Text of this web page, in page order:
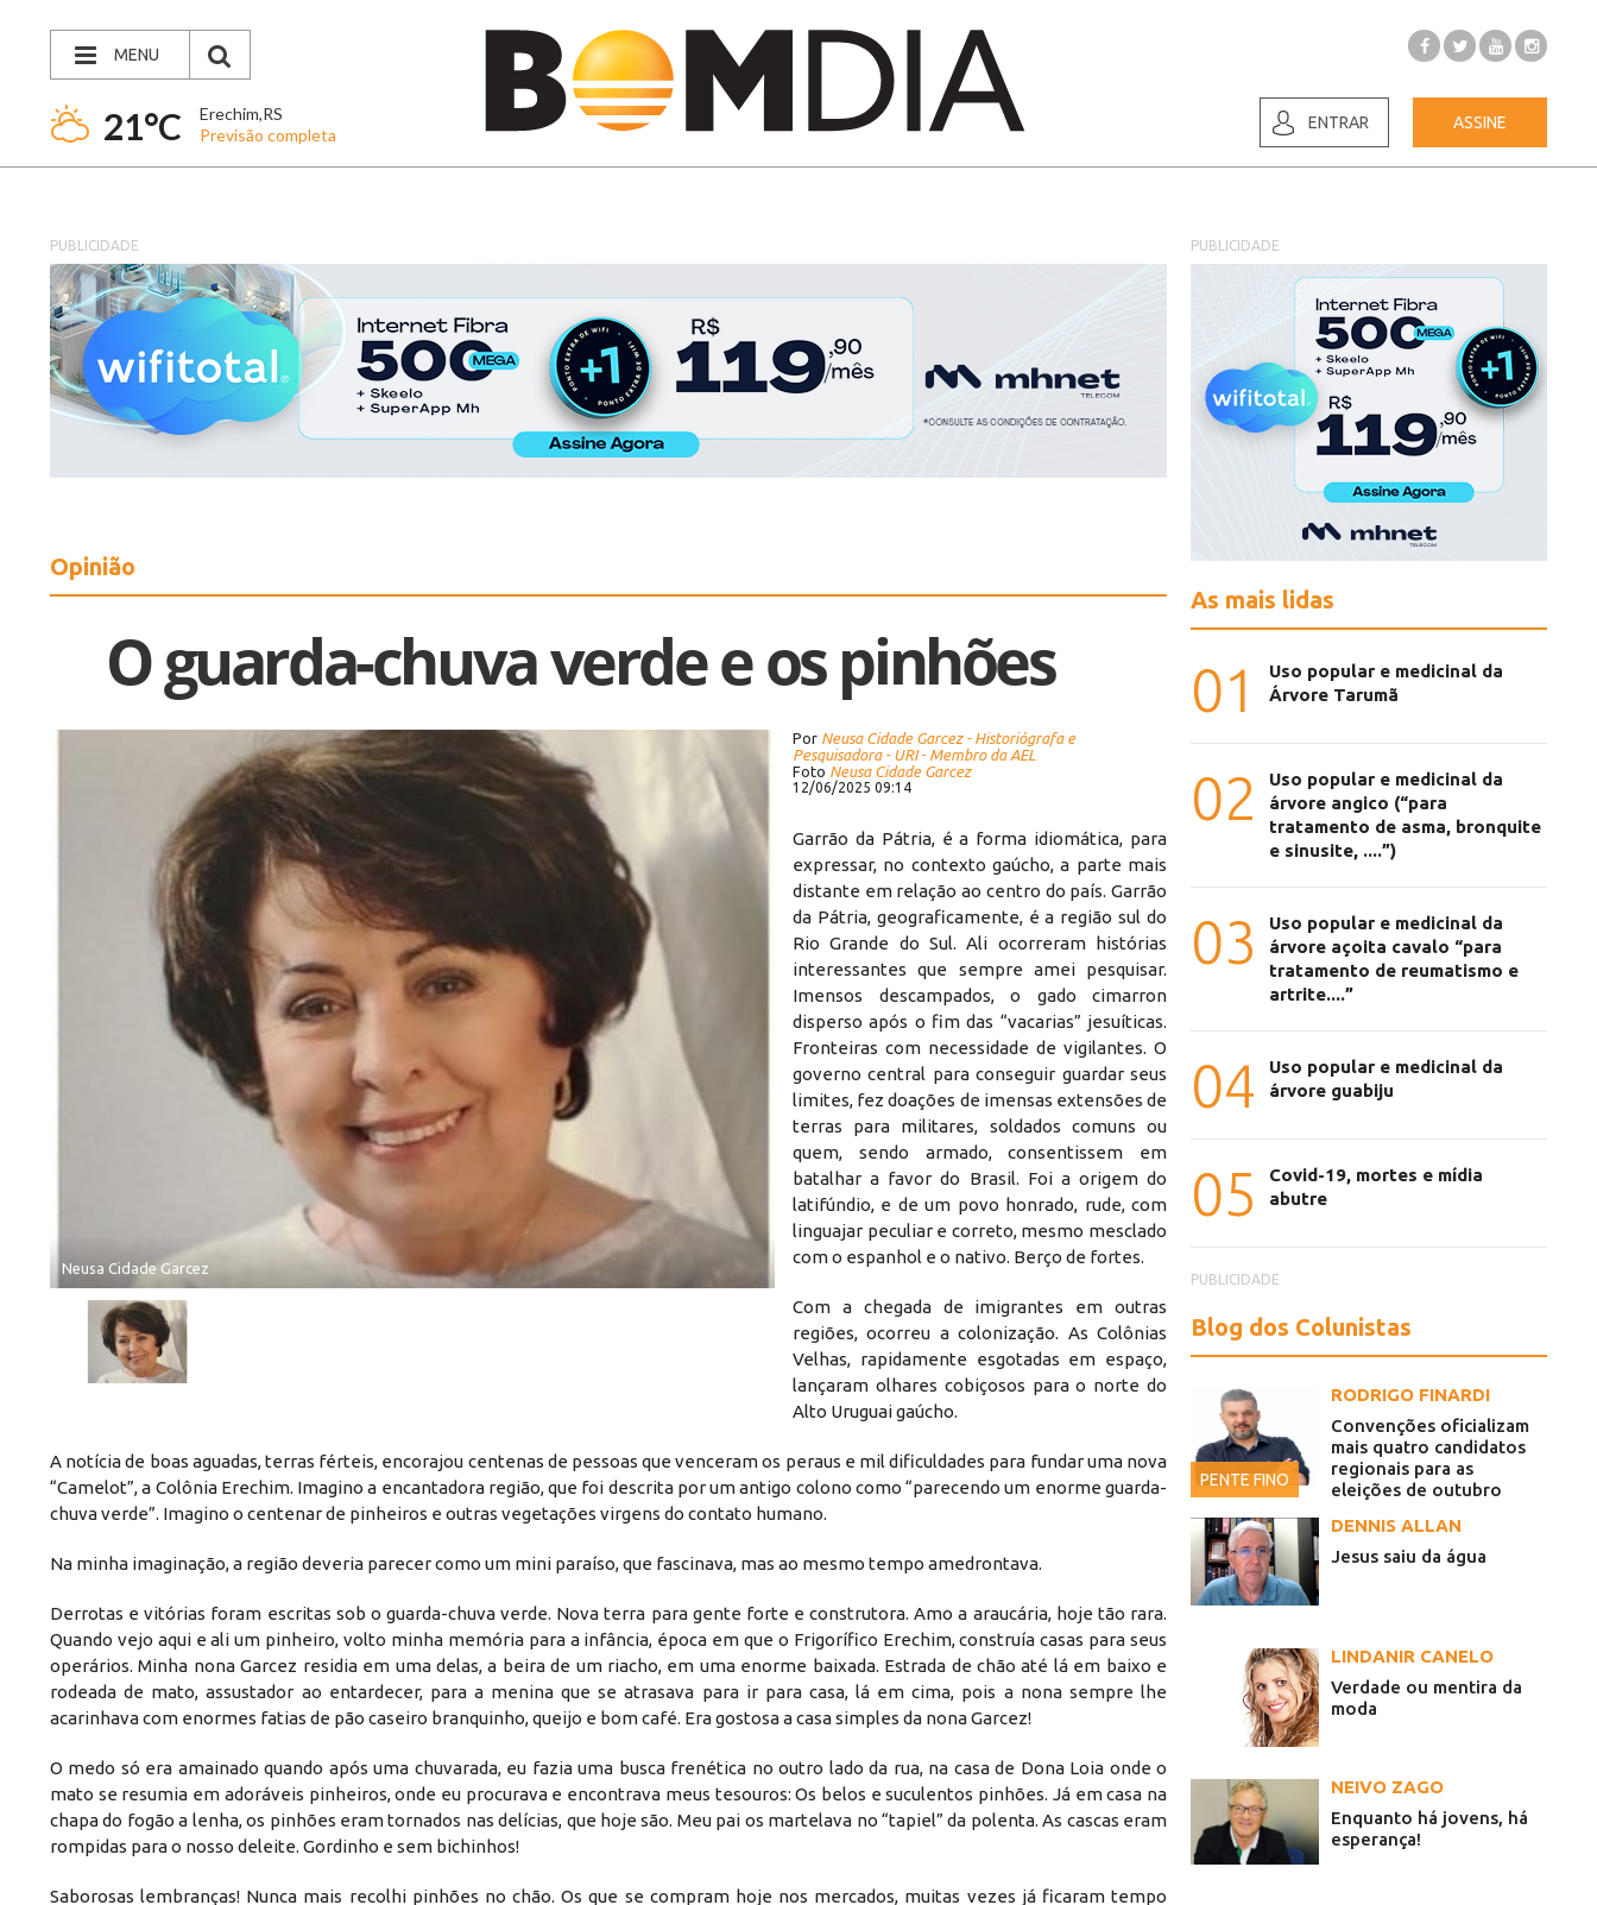
MENU
21°C
Erechim,RS
Previsão completa
ENTRAR ASSINE
PUBLICIDADE
Opinião
O guarda-chuva verde e os pinhões
Neusa Cidade Garcez
Por Neusa Cidade Garcez - Historiógrafa e
Pesquisadora - URI - Membro da AEL
Foto Neusa Cidade Garcez
12/06/2025 09:14
Garrão da Pátria, é a forma idiomática, para
expressar, no contexto gaúcho, a parte mais
distante em relação ao centro do país. Garrão
da Pátria, geograficamente, é a região sul do
Rio Grande do Sul. Ali ocorreram histórias
interessantes que sempre amei pesquisar.
Imensos descampados, o gado cimarron
disperso após o fim das “vacarias” jesuíticas.
Fronteiras com necessidade de vigilantes. O
governo central para conseguir guardar seus
limites, fez doações de imensas extensões de
terras para militares, soldados comuns ou
quem, sendo armado, consentissem em
batalhar a favor do Brasil. Foi a origem do
latifúndio, e de um povo honrado, rude, com
linguajar peculiar e correto, mesmo mesclado
com o espanhol e o nativo. Berço de fortes.
Com a chegada de imigrantes em outras
regiões, ocorreu a colonização. As Colônias
Velhas, rapidamente esgotadas em espaço,
lançaram olhares cobiçosos para o norte do
Alto Uruguai gaúcho.
A notícia de boas aguadas, terras férteis, encorajou centenas de pessoas que venceram os peraus e mil dificuldades para fundar uma nova
“Camelot”, a Colônia Erechim. Imagino a encantadora região, que foi descrita por um antigo colono como “parecendo um enorme guarda-
chuva verde”. Imagino o centenar de pinheiros e outras vegetações virgens do contato humano.
Na minha imaginação, a região deveria parecer como um mini paraíso, que fascinava, mas ao mesmo tempo amedrontava.
Derrotas e vitórias foram escritas sob o guarda-chuva verde. Nova terra para gente forte e construtora. Amo a araucária, hoje tão rara.
Quando vejo aqui e ali um pinheiro, volto minha memória para a infância, época em que o Frigorífico Erechim, construía casas para seus
operários. Minha nona Garcez residia em uma delas, a beira de um riacho, em uma enorme baixada. Estrada de chão até lá em baixo e
rodeada de mato, assustador ao entardecer, para a menina que se atrasava para ir para casa, lá em cima, pois a nona sempre lhe
acarinhava com enormes fatias de pão caseiro branquinho, queijo e bom café. Era gostosa a casa simples da nona Garcez!
O medo só era amainado quando após uma chuvarada, eu fazia uma busca frenética no outro lado da rua, na casa de Dona Loia onde o
mato se resumia em adoráveis pinheiros, onde eu procurava e encontrava meus tesouros: Os belos e suculentos pinhões. Já em casa na
chapa do fogão a lenha, os pinhões eram tornados nas delícias, que hoje são. Meu pai os martelava no “tapiel” da polenta. As cascas eram
rompidas para o nosso deleite. Gordinho e sem bichinhos!
Saborosas lembranças! Nunca mais recolhi pinhões no chão. Os que se compram hoje nos mercados, muitas vezes já ficaram tempo
PUBLICIDADE
As mais lidas
01
Uso popular e medicinal da
Árvore Tarumã
02
Uso popular e medicinal da
árvore angico (“para
tratamento de asma, bronquite
e sinusite, ....”)
03
Uso popular e medicinal da
árvore açoita cavalo “para
tratamento de reumatismo e
artrite....”
04
Uso popular e medicinal da
árvore guabiju
05
Covid-19, mortes e mídia
abutre
PUBLICIDADE
Blog dos Colunistas
PENTE FINO
RODRIGO FINARDI
Convenções oficializam
mais quatro candidatos
regionais para as
eleições de outubro
DENNIS ALLAN
Jesus saiu da água
LINDANIR CANELO
Verdade ou mentira da
moda
NEIVO ZAGO
Enquanto há jovens, há
esperança!